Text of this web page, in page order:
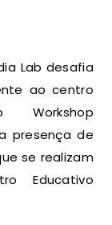
ao centro
presença de
se realizam
Educativo